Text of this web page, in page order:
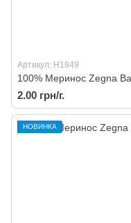
Артикул: H1849
100% Меринос Zegna
2.00 грн/г.
НОВИНКА